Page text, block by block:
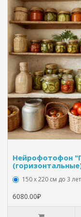
Нейрофотофон
150 х 220 см до 3 лет
6080.00₽